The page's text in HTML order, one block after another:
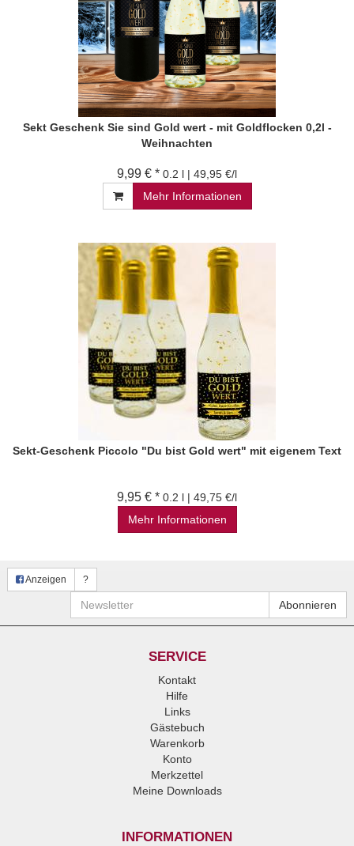
Sekt Geschenk Sie sind Gold wert - mit Goldflocken 0,2l -
Weihnachten
9,99 € * 0.2 l | 49,95 €/l
Mehr Informationen
Sekt-Geschenk Piccolo "Du bist Gold wert" mit eigenem Text
9,95 € * 0.2 l | 49,75 €/l
Mehr Informationen
Anzeigen ?
Newsletter Abonnieren
SERVICE
Kontakt
Hilfe
Links
Gästebuch
Warenkorb
Konto
Merkzettel
Meine Downloads
INFORMATIONEN